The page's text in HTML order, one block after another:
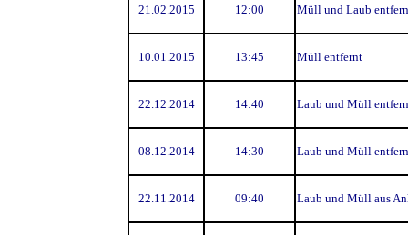
21.02.2015 12:00 Müll und Laub
10.01.2015 13:45 Müll entfernt
22.12.2014 14:40 Laub und Müll
08.12.2014 14:30 Laub und Müll
22.11.2014 09:40 Laub und Müll aus